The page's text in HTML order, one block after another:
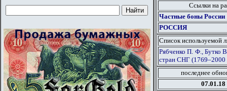
Ссылки на
Частные боны России
РОССИЯ
Список используемой
Рябченко П. Ф., Бутко
стран СНГ (1769–2000
последнее
07.01.18